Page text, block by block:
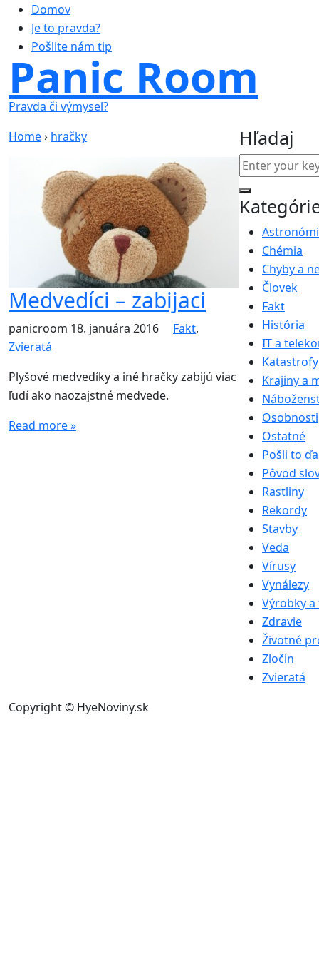
Domov
Je to pravda?
Pošlite nám tip
Panic Room
Pravda či výmysel?
Home› hračky
Medvedíci – zabijaci
panicroom 18. januára 2016 Fakt,
Zvieratá
Plyšové medvedíky a iné hračky zabijú viac
ľudí ako naozajstné medvede.
Read more »
Hľadaj
Chémia
Chyby a
Človek
Fakt
História
IT a
Krajiny a
Osobnosti
Ostatné
Pošli to
Pôvod
Rastliny
Rekordy
Stavby
Veda
Vírusy
Vynálezy
Výrobky
Zdravie
Životné
Zločin
Zvieratá
Copyright © HyeNoviny.sk